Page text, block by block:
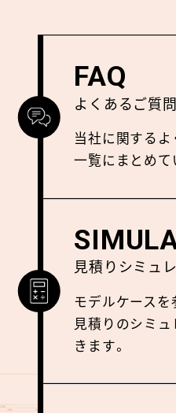
FAQ
よくあるご質問
当社に関する
⼀覧にまとめて
詳し
見積りシミュ
モデルケース
⾒積りのシミ
きます。
詳